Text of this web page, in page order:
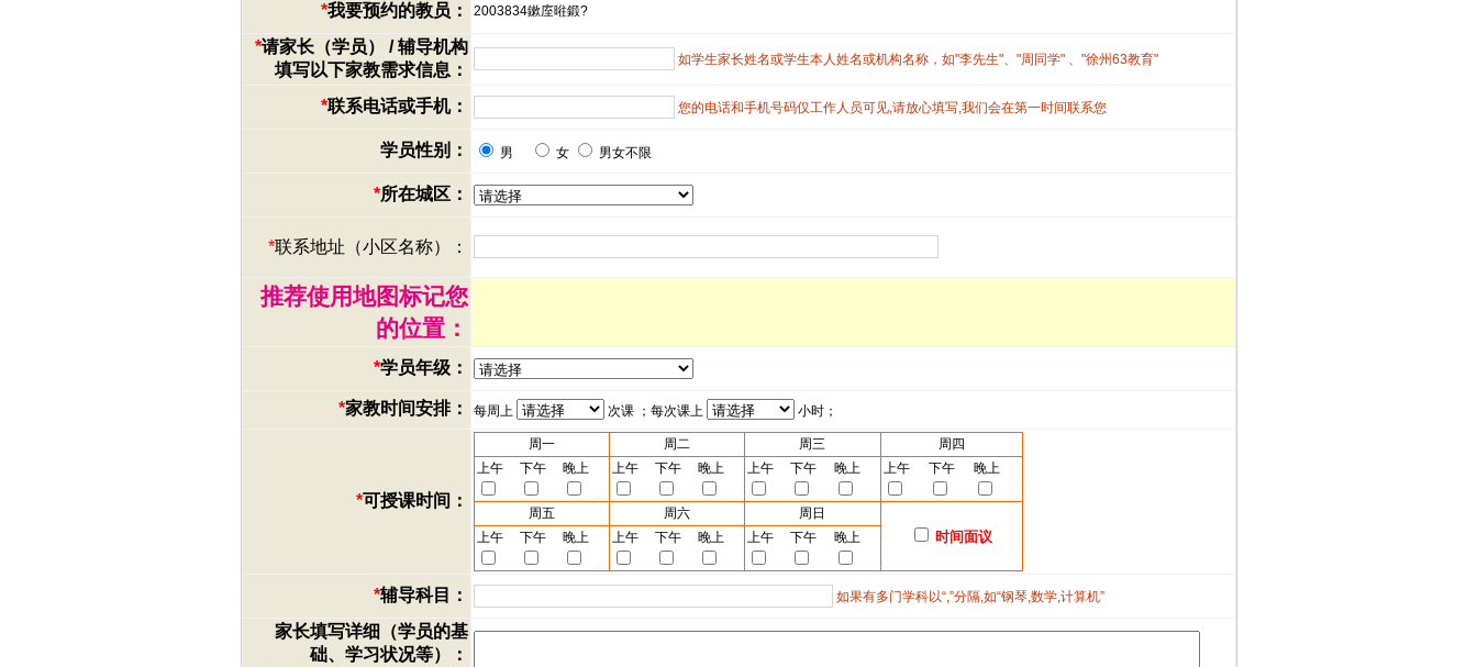
*我要预约的教员： 2003834鏉庢暀鍛?
*请家长（学员） / 辅导机构
填写以下家教需求信息：
如学生家长姓名或学生本人姓名或机构名称，如"李先生"、"周同学" 、"徐州63教育"
*联系电话或手机： 您的电话和手机号码仅工作人员可见,请放心填写,我们会在第一时间联系您
学员性别： 男 女 男女不限
*所在城区：
*联系地址（小区名称）：
推荐使用地图标记您
的位置：
*学员年级：
*家教时间安排： 每周上 次课 ；每次课上 小时；
*可授课时间：
周一 周二 周三
周四
上午
下午 晚上 上午 下午 晚上 上午 下午 晚上 上午 下午 晚上
周五 周六 周日
时间面议
上午 下午 晚上 上午 下午 晚上 上午 下午 晚上
*辅导科目： 如果有多门学科以“,”分隔,如“钢琴,数学,计算机”
家长填写详细（学员的基
础、学习状况等）：